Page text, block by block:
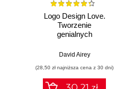
Logo Design Love.
Tworzenie
genialnych
odsłona
David Airey
(28,50 zł najniższa cena z 30 dni)